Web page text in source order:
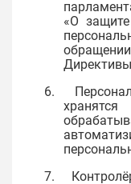
«О
6.
7.